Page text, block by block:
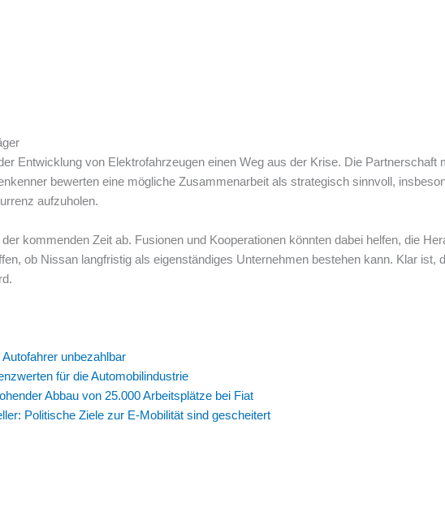
Entwicklung von Elektrofahrzeugen einen Weg aus der Krise. Die Partnerschaft
bewerten eine mögliche Zusammenarbeit als strategisch sinnvoll,
aufzuholen.
kommenden Zeit ab. Fusionen und Kooperationen könnten dabei helfen, die
ob Nissan langfristig als eigenständiges Unternehmen bestehen kann. Klar ist,
unbezahlbar
für die Automobilindustrie
Abbau von 25.000 Arbeitsplätze bei Fiat
Politische Ziele zur E-Mobilität sind gescheitert